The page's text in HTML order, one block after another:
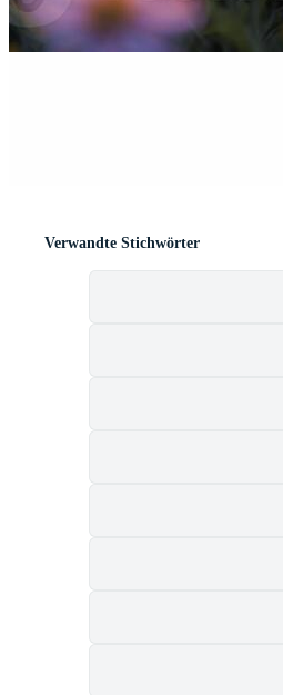
Verwandte Stichwörter